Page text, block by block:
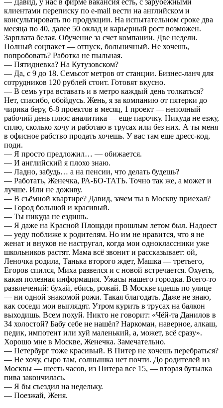
клиентами переписку по e-mail вести на английском и
консультировать по продукции. На испытательном сроке два
месяца по 40, далее 50 оклад и карьерный рост возможен.
Зарплата белая. Обучение за счет компании. Две недели.
Полный соцпакет — отпуск, больничный. Не хочешь,
попробовать? Работка не пыльная.
— Пятидневка? На Кутузовском?
— Да, с 9 до 18. Семьсот метров от станции. Бизнес-ланч для
сотрудников 120 рублей стоит. Готовят вкусно.
— В семь утра вставать и в метро каждый день толкаться?
Нет, спасибо, обойдусь. Жень, я за компанию от пятерки до
чирика беру, 6-8 проектов в месяц, 1 проект — неполный
рабочий день плюс аналитика — еще парочку. Никуда не езжу,
сплю, сколько хочу и работаю в трусах или без них. А ты меня
в офисное рабство продать хочешь. У вас там еще дресс-код,
поди.
— Я просто предложил… — обижается.
— И английский я плохо знаю.
— Ладно, забудь… а на пенсии, что делать будешь?
— Работать, Женечка, РА-БО-ТАТЬ. Точно так же, а может и
лучше. Или не доживу.
— В съёмной квартире? Давид, зачем ты в Москву приехал?
— Город большой и красивый.
— Ты никуда не ездишь.
— Я даже на Красной Площади прошлым летом был. Надоест
— уеду поближе к родителям. Но им не нравится, что я не
женат и внуков не настругал, когда мои одноклассники уже
школьников растят. Мама всё звонит и рассказывает: ой,
Леночка родила, Танька второго ждет, Машка — третьего,
Егоров спился, Миха развелся и с новой встречается. Охуеть,
какая полезная информация. Ужасы нашего городка. Всего-то
развлечений: бухай, ебись, рожай. В Москве идешь по улице
— ни одной знакомой рожи. Такая благодать. Даже не знаю,
как соседи мои выглядят. Утром курить в трусах на балкон
выходишь. Всем похуй. Никто не говорит: «Чёй-та Данилов в
34 холостой? Бабу себе не нашёл? Наркоман, наверное, алкаш,
педик, импотент или хуй маленький, а, может, всё сразу».
Хорошо мне в Москве, Женечка. Замечательно.
— Петербург тоже красивый. В Питер не хочешь перебраться?
— Не хочу, сыро там, солнышка нет почти. До родителей из
Москвы — шесть часов, из Питера все 15, — вторая бутылка
пива закончилась.
— Я бы съездил на недельку.
— Поезжай, Женя.